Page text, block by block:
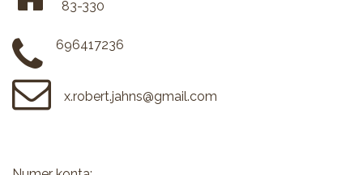
83-330
696417236
x.robert.jahns@gmail.com